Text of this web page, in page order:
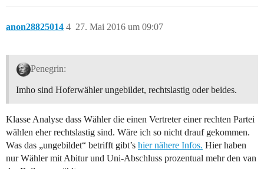
anon28825014 27. Mai 2016 um 09:07
4
Penegrin:
Imho sind Hoferwähler ungebildet, rechtslastig oder beides.
Klasse Analyse dass Wähler die einen Vertreter einer rechten Partei
wählen eher rechtslastig sind. Wäre ich so nicht drauf gekommen.
Was das „ungebildet“ betrifft gibt’s hier nähere Infos. Hier haben
nur Wähler mit Abitur und Uni-Abschluss prozentual mehr den van